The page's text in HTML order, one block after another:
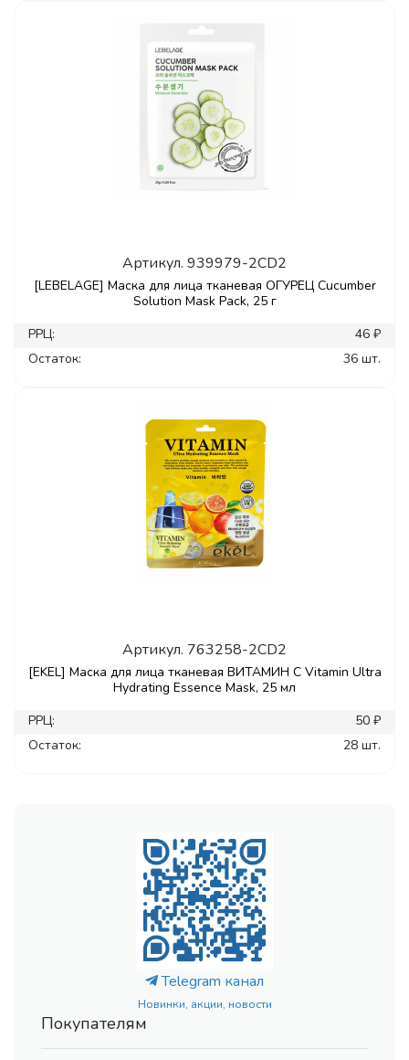
Артикул. 939979-2CD2
[LEBELAGE] Маска для лица тканевая ОГУРЕЦ Cucumber
Solution Mask Pack, 25 г
РРЦ:
46 ₽
Остаток:
36 шт.
Артикул. 763258-2CD2
[EKEL] Маска для лица тканевая ВИТАМИН С Vitamin Ultra
Hydrating Essence Mask, 25 мл
РРЦ:
50 ₽
Остаток:
28 шт.
Telegram канал
Новинки, акции, новости
Покупателям